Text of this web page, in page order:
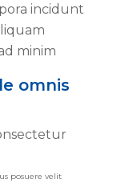
incidunt
minim
omnis
posuere velit